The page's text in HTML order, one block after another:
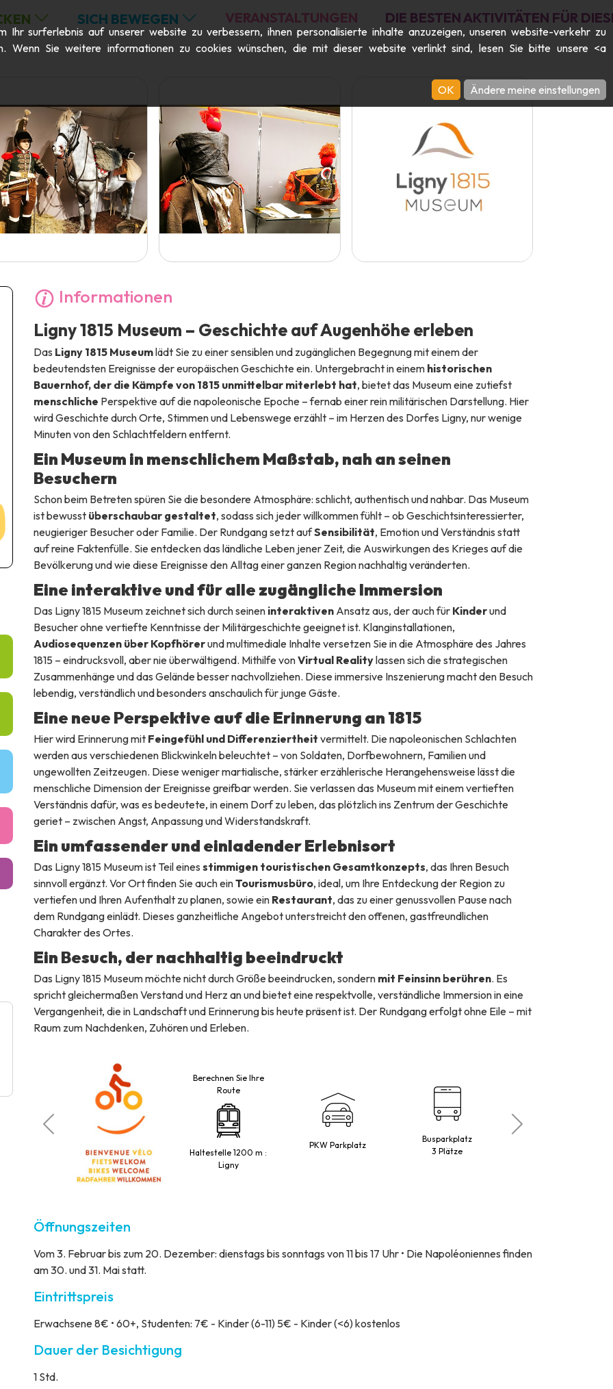
SICH BEWEGEN VERANSTALTUNGEN DIE BESTEN AKTIVITÄTEN FÜR
Informationen
Ligny 1815 Museum – Geschichte auf Augenhöhe erleben
Das Ligny 1815 Museumlädt Sie zu einer sensiblen und zugänglichen Begegnung mit einem der
bedeutendsten Ereignisse der europäischen Geschichte ein. Untergebracht in einem historischen
Bauernhof, der die Kämpfe von 1815 unmittelbar miterlebt hat, bietet das Museum eine zutiefst
menschliche Perspektive auf die napoleonische Epoche – fernab einer rein militärischen Darstellung. Hier
wird Geschichte durch Orte, Stimmen und Lebenswege erzählt – im Herzen des Dorfes Ligny, nur wenige
Minuten von den Schlachtfeldern entfernt.
Ein Museum in menschlichem Maßstab, nah an seinen
Besuchern
Schon beim Betreten spüren Sie die besondere Atmosphäre: schlicht, authentisch und nahbar. Das Museum
ist bewusst überschaubar gestaltet, sodass sich jeder willkommen fühlt – ob Geschichtsinteressierter,
neugieriger Besucher oder Familie. Der Rundgang setzt aufSensibilität, Emotion und Verständnis statt
auf reine Faktenfülle. Sie entdecken das ländliche Leben jener Zeit, die Auswirkungen des Krieges auf die
Bevölkerung und wie diese Ereignisse den Alltag einer ganzen Region nachhaltig veränderten.
Eine interaktive und für alle zugängliche Immersion
Das Ligny 1815 Museum zeichnet sich durch seinen interaktivenAnsatz aus, der auch für Kinderund
Besucher ohne vertiefte Kenntnisse der Militärgeschichte geeignet ist. Klanginstallationen,
Audiosequenzen über Kopfhörerund multimediale Inhalte versetzen Sie in die Atmosphäre des Jahres
1815 – eindrucksvoll, aber nie überwältigend. Mithilfe vonVirtual Realitylassen sich die strategischen
Zusammenhänge und das Gelände besser nachvollziehen. Diese immersive Inszenierung macht den Besuch
lebendig, verständlich und besonders anschaulich für junge Gäste.
Eine neue Perspektive auf die Erinnerung an 1815
Hier wird Erinnerung mit Feingefühl und Differenziertheit vermittelt. Die napoleonischen Schlachten
werden aus verschiedenen Blickwinkeln beleuchtet – von Soldaten, Dorfbewohnern, Familien und
ungewollten Zeitzeugen. Diese weniger martialische, stärker erzählerische Herangehensweise lässt die
menschliche Dimension der Ereignisse greifbar werden. Sie verlassen das Museum mit einem vertieften
Verständnis dafür, was es bedeutete, in einem Dorf zu leben, das plötzlich ins Zentrum der Geschichte
geriet – zwischen Angst, Anpassung und Widerstandskraft.
Ein umfassender und einladender Erlebnisort
Das Ligny 1815 Museum ist Teil eines stimmigen touristischen Gesamtkonzepts, das Ihren Besuch
sinnvoll ergänzt. Vor Ort finden Sie auch einTourismusbüro, ideal, um Ihre Entdeckung der Region zu
vertiefen und Ihren Aufenthalt zu planen, sowie ein Restaurant, das zu einer genussvollen Pause nach
dem Rundgang einlädt. Dieses ganzheitliche Angebot unterstreicht den offenen, gastfreundlichen
Charakter des Ortes.
Ein Besuch, der nachhaltig beeindruckt
Das Ligny 1815 Museum möchte nicht durch Größe beeindrucken, sondern mit Feinsinn berühren. Es
spricht gleichermaßen Verstand und Herz an und bietet eine respektvolle, verständliche Immersion in eine
Vergangenheit, die in Landschaft und Erinnerung bis heute präsent ist. Der Rundgang erfolgt ohne Eile – mit
Raum zum Nachdenken, Zuhören und Erleben.
Berechnen Sie Ihre
Route
Haltestelle 1200 m :
Ligny
PKW Parkplatz
Busparkplatz
3 Plätze
Öffnungszeiten
Vom 3. Februar bis zum 20. Dezember: dienstags bis sonntags von 11 bis 17 Uhr • Die Napoléoniennes finden
am 30. und 31. Mai statt.
Eintrittspreis
Erwachsene 8€ • 60+, Studenten: 7€ - Kinder (6-11) 5€ - Kinder (<6) kostenlos
Dauer der Besichtigung
1 Std.
surferlebnis auf unserer website zu verbessern, ihnen personalisierte inhalte anzuzeigen, unseren website-verkehr zu
Wenn Sie weitere informationen zu cookies wünschen, die mit dieser website verlinkt sind, lesen Sie bitte unsere <a
OK
Ändere meine einstellungen